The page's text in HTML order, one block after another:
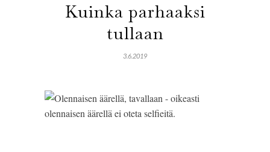
Kuinka parhaaksi
tullaan
3.6.2019